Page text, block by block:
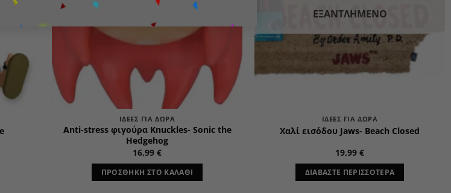
ΙΔΈΕΣ ΓΙΑ ΔΏΡΑ
Anti-stress φιγούρα Knuckles- Sonic the
Hedgehog
16,99 €
ΠΡΟΣΘΉΚΗ ΣΤΟ ΚΑΛΆΘΙ
ΕΞΑΝΤΛΗΜΈΝΟ
ΙΔΈΕΣ ΓΙΑ ΔΏΡΑ
Χαλί εισόδου Jaws- Beach Closed
19,99 €
ΔΙΑΒΆΣΤΕ ΠΕΡΙΣΣΌΤΕΡΑ